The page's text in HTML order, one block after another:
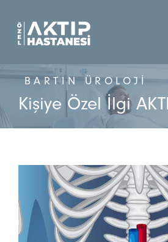
BARTIN ÜROLOJI
Kişiye Özel İlgi